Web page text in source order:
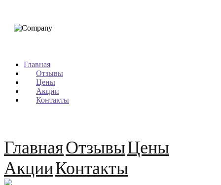
Главная
Отзывы
Цены
Акции
Контакты
ГлавнаяОтзывыЦены
АкцииКонтакты